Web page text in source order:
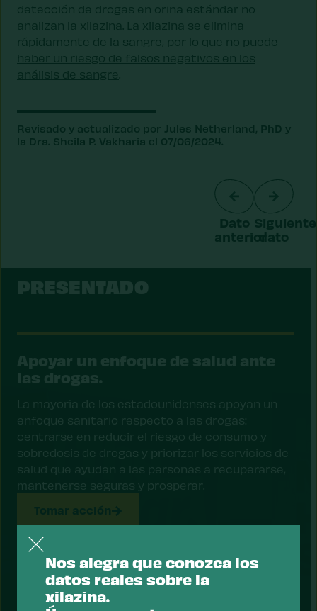
detección de drogas en orina estándar no
analizan la xilazina. La xilazina se elimina
rápidamente de la sangre, por lo que no puede
haber un riesgo de falsos negativos en los
análisis de sangre
Revisado y actualizado por Jules Netherland, PhD y
la Dra. Sheila P. Vakharia el 07/06/2024.
Dato
anterior
Siguiente
dato
Nos alegra que conozca los
datos reales sobre la
xilazina.
PRESENTADO
Apoyar un enfoque de salud ante
las drogas.
La mayoría de los estadounidenses apoyan un
enfoque sanitario respecto a las drogas:
centrarse en reducir el riesgo de consumo y
sobredosis de drogas y priorizar los servicios de
salud que ayudan a las personas a recuperarse,
mantenerse seguras y prosperar.
Tomar acción